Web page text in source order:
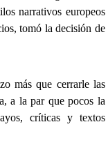
narrativos europeos
tomó la decisión de
más que cerrarle las
a la par que pocos la
críticas y textos